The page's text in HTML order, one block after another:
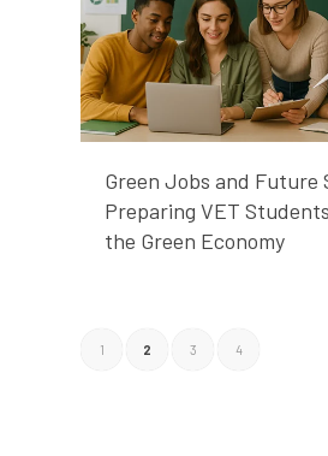
Green Jobs and Future
Preparing VET
the Green Economy
1 2 3 4